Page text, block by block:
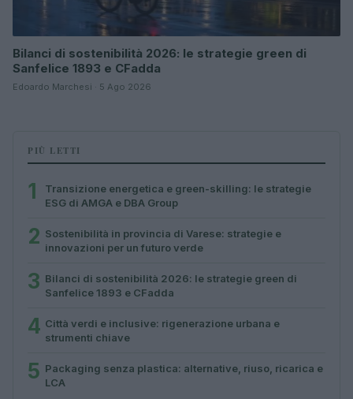
Bilanci di sostenibilità 2026: le strategie green di
Sanfelice 1893 e CFadda
Edoardo Marchesi · 5 Ago 2026
PIÙ LETTI
1
Transizione energetica e green-skilling: le strategie
ESG di AMGA e DBA Group
2 Sostenibilità in provincia di Varese: strategie e
innovazioni per un futuro verde
3 Bilanci di sostenibilità 2026: le strategie green di
Sanfelice 1893 e CFadda
4 Città verdi e inclusive: rigenerazione urbana e
strumenti chiave
5 Packaging senza plastica: alternative, riuso, ricarica e
LCA